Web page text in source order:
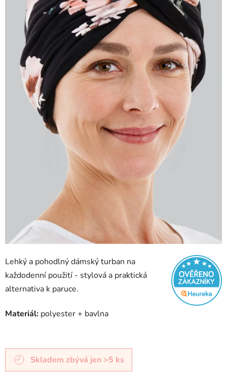
Lehký a pohodlný dámský turban na
každodenní použití - stylová a praktická
alternativa k paruce.
Materiál: polyester + bavlna
Skladem zbývá jen >5 ks